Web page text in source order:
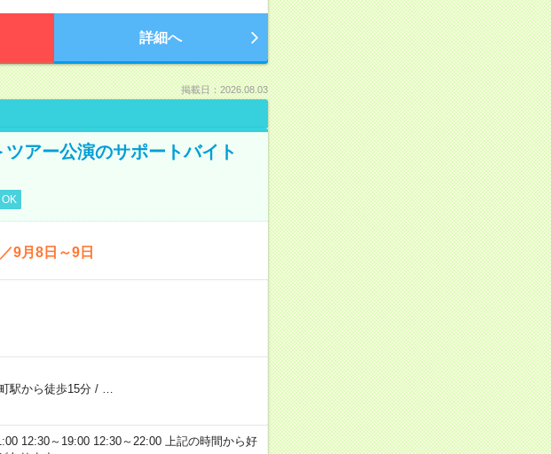
詳細へ
掲載日：2026.08.03
アー公演のサポートバイト
9月8日～9日
駅から徒歩15分/ …
12:30～19:00 12:30～22:00 上記の時間から好